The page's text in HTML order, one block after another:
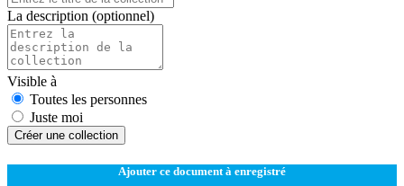
La description (optionnel)
Visible à
Toutes les personnes
Juste moi
Créer une collection
Ajouter ce document à enregistré